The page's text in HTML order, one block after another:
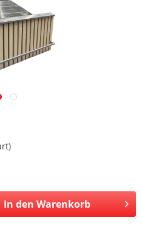
In den Warenkorb